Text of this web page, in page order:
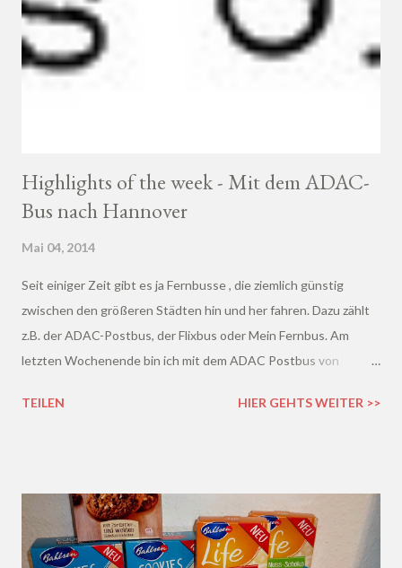
Highlights of the week - Mit dem ADAC-
Bus nach Hannover
Mai 04, 2014
Seit einiger Zeit gibt es ja Fernbusse , die ziemlich günstig
zwischen den größeren Städten hin und her fahren. Dazu zählt
z.B. der ADAC-Postbus, der Flixbus oder Mein Fernbus. Am
letzten Wochenende bin ich mit dem ADAC Postbus von
30 € Spritkosten hin und zurück, mit der Bahn 44 €.
TEILEN HIER GEHTS WEITER >>